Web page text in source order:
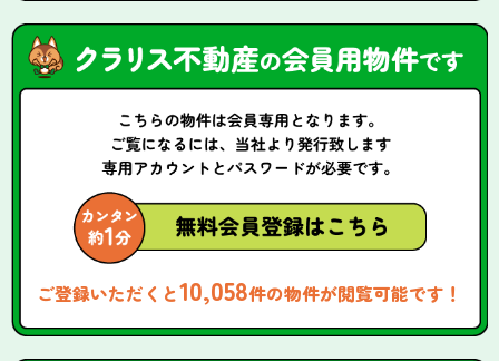
ご登録いただくと10,058件の物件が閲覧可能です！